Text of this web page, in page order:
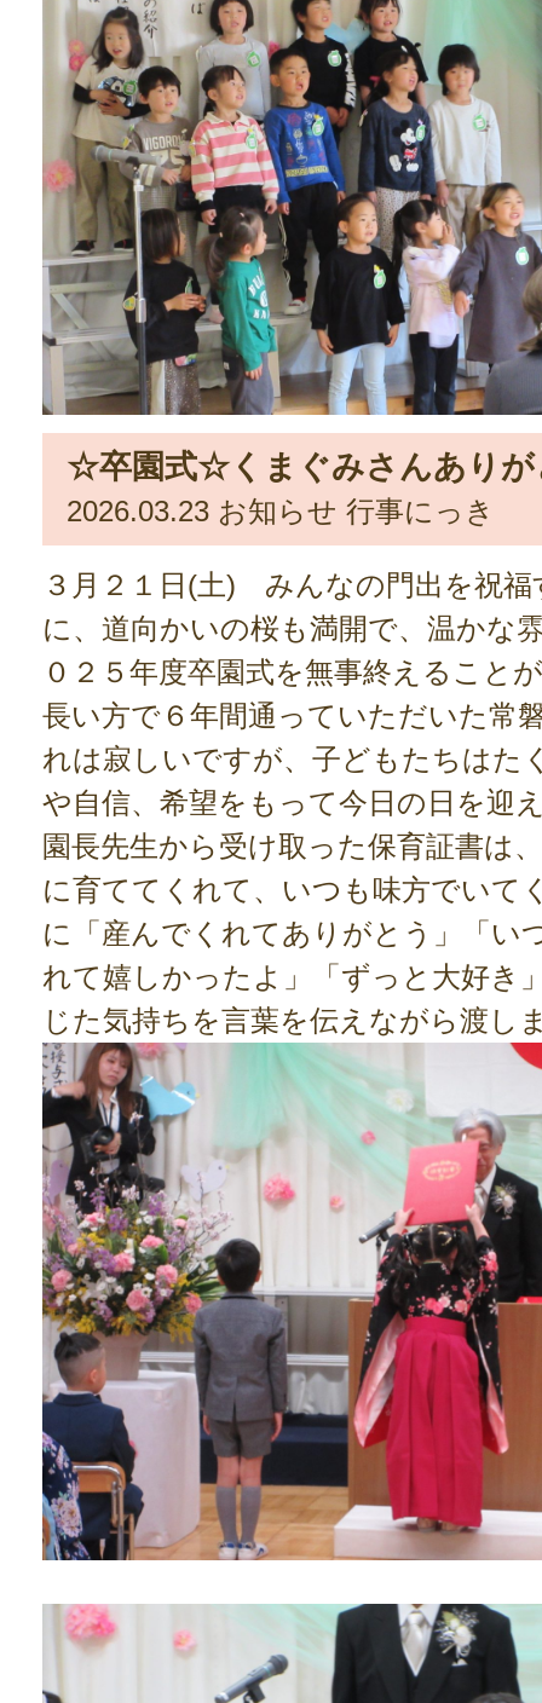
☆卒園式☆くまぐみさんあり
2026.03.23 お知らせ 行事にっき
３月２１日(土) みんなの門出を祝
に、道向かいの桜も満開で、温かな
０２５年度卒園式を無事終えること
長い方で６年間通っていただいた常
れは寂しいですが、子どもたちはた
や自信、希望をもって今日の日を迎
園長先生から受け取った保育証書は
に育ててくれて、いつも味方でいて
に「産んでくれてありがとう」「い
れて嬉しかったよ」「ずっと大好き
じた気持ちを言葉を伝えながら渡し